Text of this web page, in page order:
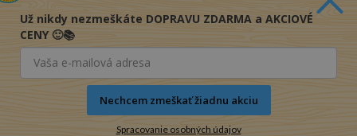
Už nikdy nezmeškáte DOPRAVU ZDARMA a AKCIOVÉ
CENY 🙂📚
Nechcem zmeškať žiadnu akciu
Spracovanie osobných údajov